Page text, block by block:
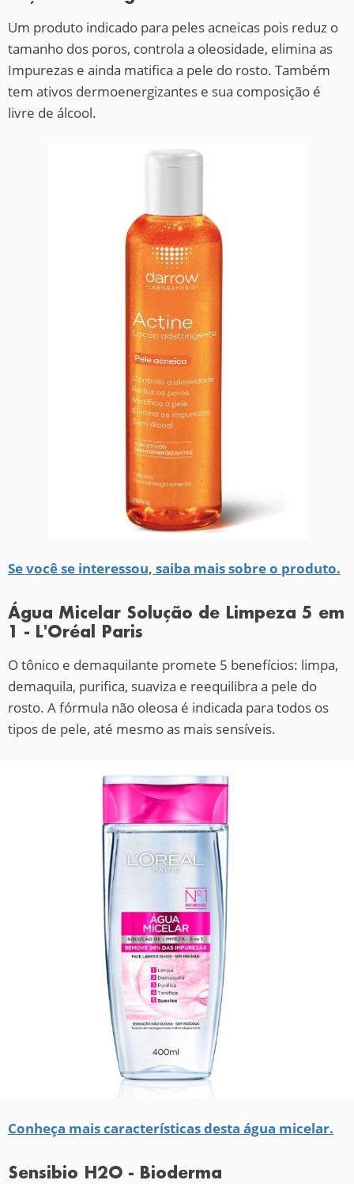
Um produto indicado para peles acneicas pois reduz o
tamanho dos poros, controla a oleosidade, elimina as
Impurezas e ainda matifica a pele do rosto. Também
tem ativos dermoenergizantes e sua composição é
livre de álcool.
Se você se interessou, saiba mais sobre o produto.
Água Micelar Solução de Limpeza 5 em
1 - L'Oréal Paris
O tônico e demaquilante promete 5 benefícios: limpa,
demaquila, purifica, suaviza e reequilibra a pele do
rosto. A fórmula não oleosa é indicada para todos os
tipos de pele, até mesmo as mais sensíveis.
Conheça mais características desta água micelar.
Sensibio H2O - Bioderma